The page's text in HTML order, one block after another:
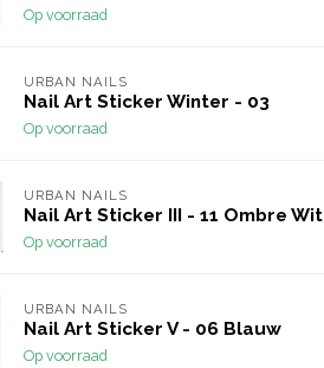
Op voorraad
URBAN NAILS
Nail Art Sticker Winter - 03
Op voorraad
URBAN NAILS
Nail Art Sticker III - 11 Ombre Wit
Op voorraad
URBAN NAILS
Nail Art Sticker V - 06 Blauw
Op voorraad